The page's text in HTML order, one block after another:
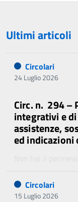
Ultimi articoli
Circolari
24 Luglio 2026
Circ. n. 294 –
integrativi e
assistenze,
ed indicazioni
Circolari
15 Luglio 2026